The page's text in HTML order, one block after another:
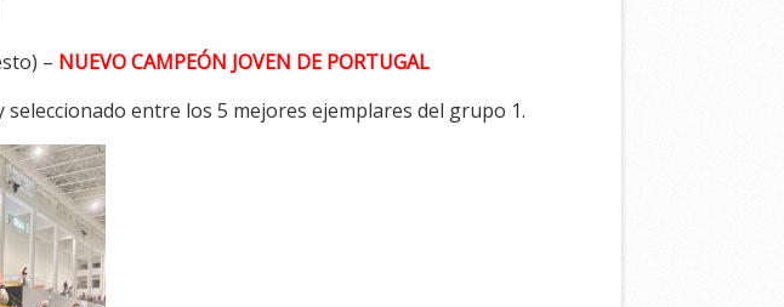
– NUEVO CAMPEÓN JOVEN DE PORTUGAL
seleccionado entre los 5 mejores ejemplares del grupo 1.